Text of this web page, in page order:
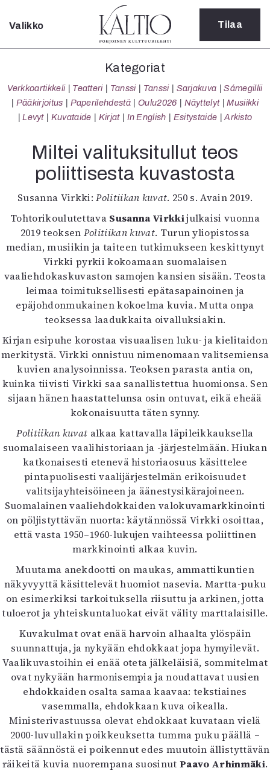
Sulje
Kategoriat
Verkkoartikkeli
Teatteri
Tanssi
Sarjakuva
Sámegillii
Pääkirjoitus
Oulu2026
Näyttelyt
Musiikki
Levyt
Kuvataide
Kirjat
In English
Esitystaide
Arkisto
Lehdet
4/2026
2–3/2026
1/2026
6/2025
5/2025 saame
5/2025
Lehtiarkisto
Info
Tilaus ja irtonumerot
Yhteistyössä
Toimitus
Mediatiedot
Kaltio ry
Valikko Tilaa
Kategoriat
Verkkoartikkeli Teatteri Tanssi Tanssi Sarjakuva
Sámegillii
Pääkirjoitus
Paperilehdestä Oulu2026 Näyttelyt
Musiikki
Levyt
Kuvataide Kirjat In English Esitystaide Arkisto
Miltei valituksitullut teos
poliittisesta kuvastosta
Susanna Virkki:Politiikan kuvat. 250 s. Avain 2019.
Tohtorikoulutettava Susanna Virkkijulkaisi vuonna
2019 teoksen Politiikan kuvat. Turun yliopistossa
median, musiikin ja taiteen tutkimukseen keskittynyt
Virkki pyrkii kokoamaan suomalaisen
vaaliehdokaskuvaston samojen kansien sisään. Teosta
leimaa toimituksellisesti epätasapainoinen ja
epäjohdonmukainen kokoelma kuvia. Mutta onpa
teoksessa laadukkaita oivalluksiakin.
Kirjan esipuhe korostaa visuaalisen luku- ja kielitaidon
merkitystä. Virkki onnistuu nimenomaan valitsemiensa
kuvien analysoinnissa. Teoksen parasta antia on,
kuinka tiivisti Virkki saa sanallistettua huomionsa. Sen
sijaan hänen haastattelunsa osin ontuvat, eikä eheää
kokonaisuutta täten synny.
Politiikan kuvat alkaa kattavalla läpileikkauksella
suomalaiseen vaalihistoriaan ja -järjestelmään. Hiukan
katkonaisesti etenevä historiaosuus käsittelee
pintapuolisesti vaalijärjestelmän erikoisuudet
valitsijayhteisöineen ja äänestysikärajoineen.
Suomalainen vaaliehdokkaiden valokuvamarkkinointi
on pöljistyttävän nuorta: käytännössä Virkki osoittaa,
että vasta 1950–1960-lukujen vaihteessa poliittinen
markkinointi alkaa kuvin.
Muutama anekdootti on maukas, ammattikuntien
näkyvyyttä käsittelevät huomiot nasevia. Martta-puku
on esimerkiksi tarkoituksella riisuttu ja arkinen, jotta
tuloerot ja yhteiskuntaluokat eivät välity marttalaisille.
Kuvakulmat ovat enää harvoin alhaalta ylöspäin
suunnattuja, ja nykyään ehdokkaat jopa hymyilevät.
Vaalikuvastoihin ei enää oteta jälkeläisiä, sommitelmat
ovat nykyään harmonisempia ja noudattavat uusien
ehdokkaiden osalta samaa kaavaa: tekstiaines
vasemmalla, ehdokkaan kuva oikealla.
Ministerivastuussa olevat ehdokkaat kuvataan vielä
2000-luvullakin poikkeuksetta tumma puku päällä –
tästä säännöstä ei poikennut edes muutoin ällistyttävän
räikeitä kuvia nuorempana suosinutPaavo Arhinmäki.